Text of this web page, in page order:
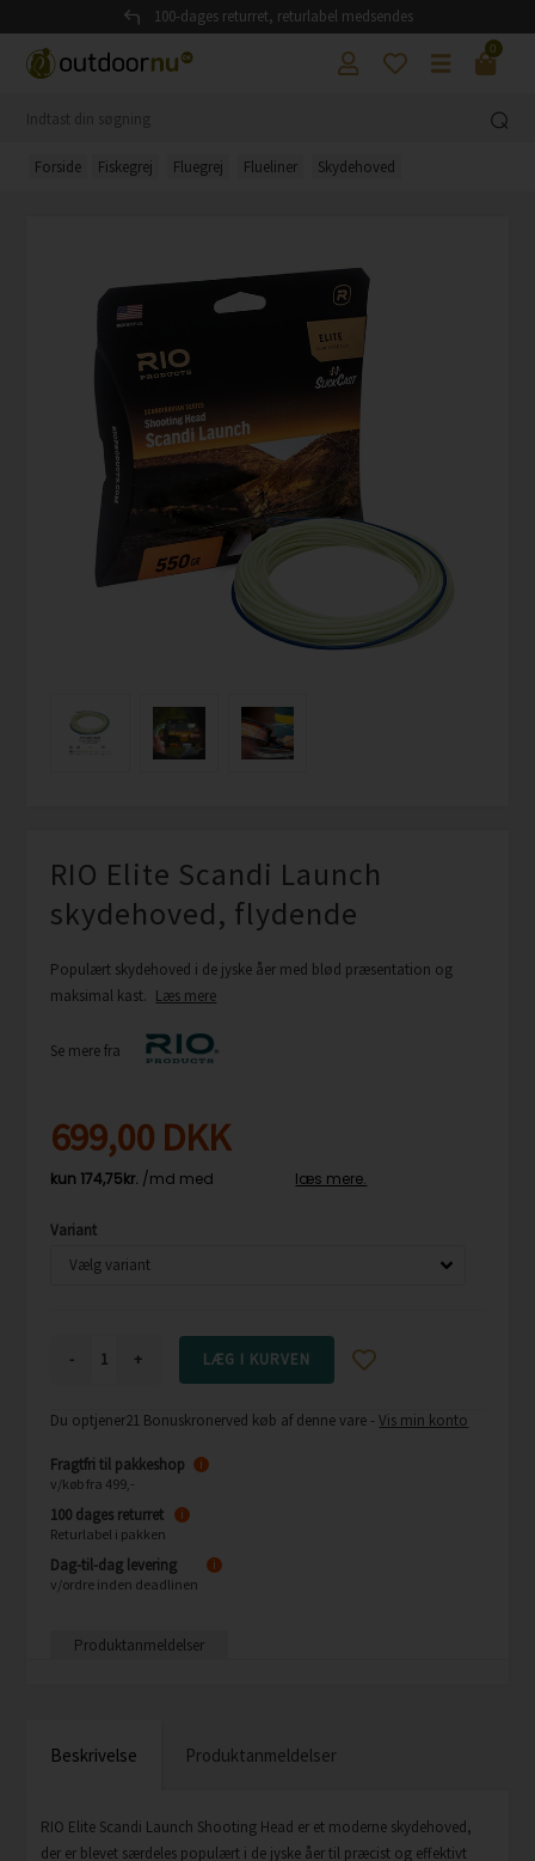
100-dages returret, returlabel medsendes
0
Forside Fiskegrej Fluegrej Flueliner Skydehoved
RIO Elite Scandi Launch
skydehoved, flydende
Populært skydehoved i de jyske åer med blød præsentation og
maksimal kast. Læs mere
Se mere fra
699,00 DKK
Variant
- +
Du optjener21 Bonuskronerved køb af denne vare -Vis min konto
Fragtfri til pakkeshop
v/køb fra 499,-
i
100 dages returret
Returlabel i pakken
i
Dag-til-dag levering
v/ordre inden deadlinen
i
Produktanmeldelser
Beskrivelse Produktanmeldelser
RIO Elite Scandi Launch Shooting Head er et moderne skydehoved,
der er blevet særdeles populært i de jyske åer til præcist og effektivt